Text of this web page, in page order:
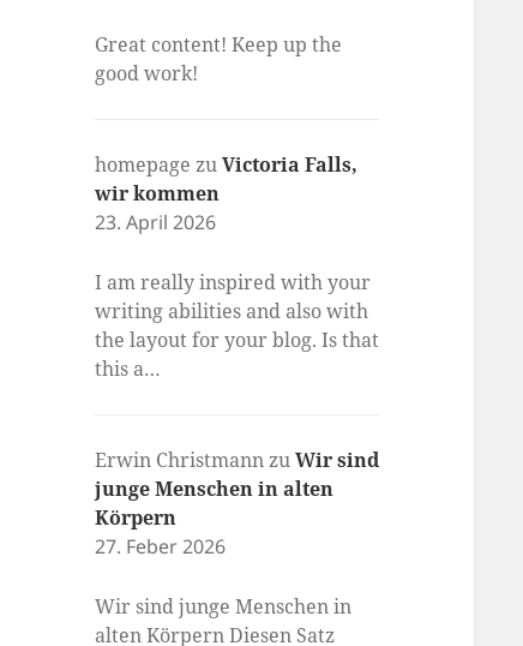
Great content! Keep up the
good work!
homepage zuVictoria Falls,
wir kommen
23. April 2026
I am really inspired with your
writing abilities and also with
the layout for your blog. Is that
this a…
Erwin ChristmannzuWir sind
junge Menschen in alten
Körpern
27. Feber 2026
Wir sind junge Menschen in
alten Körpern Diesen Satz